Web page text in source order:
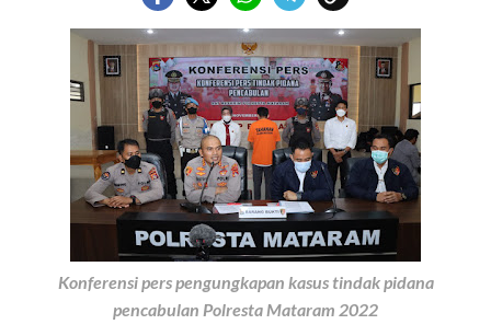
Konferensi pers pengungkapan kasus tindak pidana
pencabulan Polresta Mataram 2022